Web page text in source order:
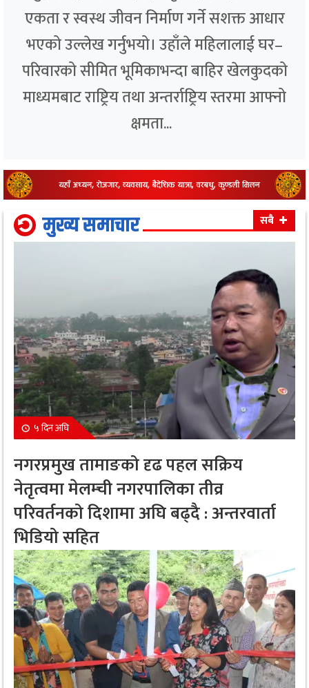
एकता र स्वस्थ जीवन निर्माण गर्ने सशक्त आधार
भएको उल्लेख गर्नुभयो। उहाँले महिलालाई घर–
परिवारको सीमित भूमिकाभन्दा बाहिर खेलकुदको
माध्यमबाट राष्ट्रिय तथा अन्तर्राष्ट्रिय स्तरमा आफ्नो
क्षमता...
मुख्य समाचार सबै
५ दिन अघि
नगरप्रमुख तामाङको दृढ पहल सक्रिय
नेतृत्वमा मेलम्ची नगरपालिका तीव्र
परिवर्तनको दिशामा अघि बढ्दै : अन्तरवार्ता
भिडियो सहित